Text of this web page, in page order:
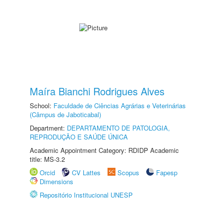
Maíra Bianchi Rodrigues Alves
School: Faculdade de Ciências Agrárias e Veterinárias
(Câmpus de Jaboticabal)
Department: DEPARTAMENTO DE PATOLOGIA,
REPRODUÇÃO E SAÚDE ÚNICA
Academic Appointment Category: RDIDP Academic
title: MS-3.2
Orcid
CV Lattes Scopus
Fapesp
Dimensions
Repositório Institucional UNESP